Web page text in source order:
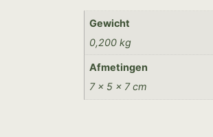
Gewicht
0,200 kg
Afmetingen
7 × 5 × 7 cm